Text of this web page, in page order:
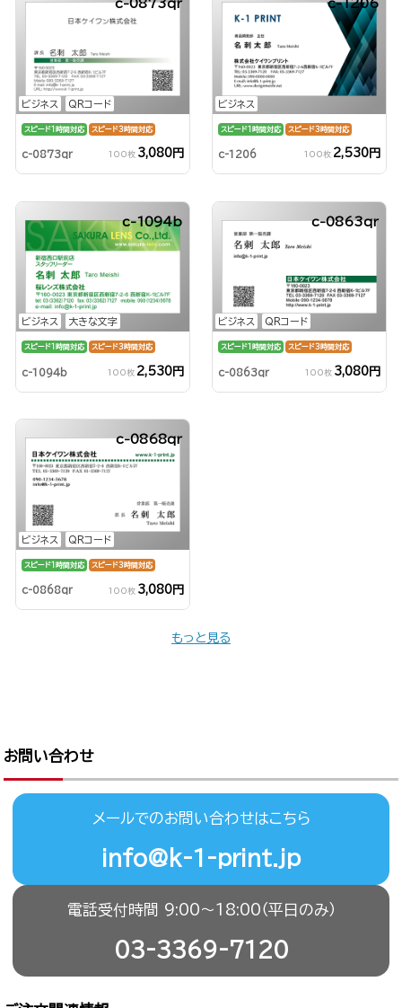
ビジネス QRコード
c-0873qr
スピード1時間対応 スピード3時間対応
c-0873qr 100枚 3,080円
ビジネス
c-1206
スピード1時間対応 スピード3時間対応
c-1206 100枚 2,530円
ビジネス 大きな文字
c-1094b
スピード1時間対応 スピード3時間対応
c-1094b 100枚 2,530円
ビジネス QRコード
c-0863qr
スピード1時間対応 スピード3時間対応
c-0863qr 100枚 3,080円
ビジネス QRコード
c-0868qr
スピード1時間対応 スピード3時間対応
c-0868qr 100枚 3,080円
もっと見る
お問い合わせ
メールでのお問い合わせはこちら
info@k-1-print.jp
電話受付時間 9:00〜18:00（平日のみ）
03-3369-7120